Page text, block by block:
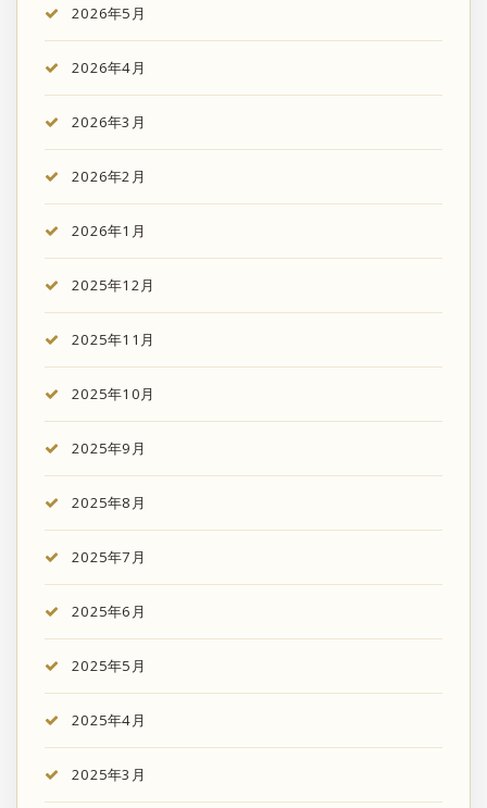
2026年5月
2026年4月
2026年3月
2026年2月
2026年1月
2025年12月
2025年11月
2025年10月
2025年9月
2025年8月
2025年7月
2025年6月
2025年5月
2025年4月
2025年3月